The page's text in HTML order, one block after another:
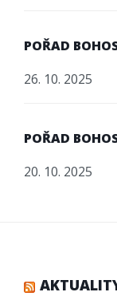
POŘAD
26. 10. 2025
POŘAD
20. 10. 2025